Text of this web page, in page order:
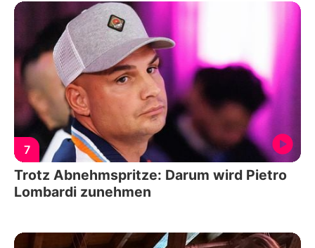
7
Trotz Abnehmspritze: Darum wird Pietro
Lombardi zunehmen